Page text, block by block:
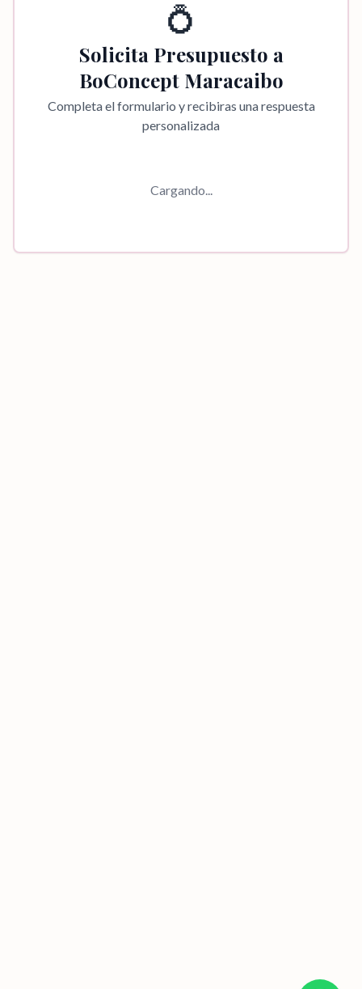
💍
Solicita Presupuesto a
BoConcept Maracaibo
Completa el formulario y recibiras una respuesta
personalizada
Cargando...